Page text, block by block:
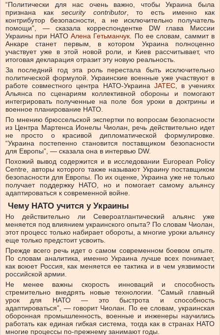
“Политически для нас очень важно, чтобы Украина была
признана как security contributor, то есть именно как
контрибутор безопасности, а не исключительно получатель
помощи”, — сказала корреспондентке DW глава Миссии
Украины при НАТО Алена Гетьманчук. По ее словам, саммит в
Анкаре станет первым, в котором Украина полноценно
участвует уже в этой новой роли, и Киев рассчитывает, что
итоговая декларация отразит эту новую реальность.
За последний год эта роль перестала быть исключительно
политической формулой. Украинские военные уже участвуют в
работе совместного центра НАТО-Украина JATEC, в учениях
Альянса по сценариям коллективной обороны и помогают
интегрировать полученные на поле боя уроки в доктрины и
военное планирование НАТО.
По мнению брюссельской экспертки по вопросам безопасности
из Центра Мартенса Ионелы Чиолан, речь действительно идет
не просто о красивой дипломатической формулировке.
“Украина постепенно становится поставщиком безопасности
для Европы”, — сказала она в интервью DW.
Похожий вывод содержится и в исследовании European Policy
Centre, авторы которого также называют Украину поставщиком
безопасности для Европы. По их оценке, Украина уже не только
получает поддержку НАТО, но и помогает самому альянсу
адаптироваться к современной войне.
Чему НАТО учится у Украины
Но действительно ли Североатлантический альянс уже
меняется под влиянием украинского опыта? По словам Чиолан,
этот процесс только набирает обороты, а многие уроки альянсу
еще только предстоит усвоить.
Прежде всего речь идет о самом современном боевом опыте.
По словам аналитика, именно Украина лучше всех понимает,
как воюет Россия, как меняется ее тактика и в чем уязвимости
российской армии.
Не менее важны скорость инноваций и способность
стремительно внедрять новые технологии. “Самый главный
урок для НАТО — это быстрота и способность
адаптироваться”, — говорит Чиолан. По ее словам, украинская
оборонная промышленность, военные и инженеры научились
работать как единая гибкая система, тогда как в странах НАТО
многие процессы по-прежнему занимают годы.